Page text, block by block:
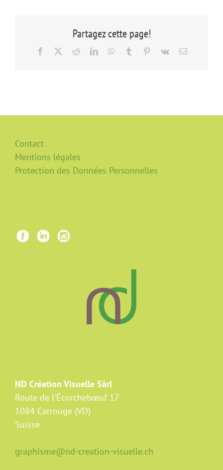
Partagez cette page!
Facebook RedditLinkedInWhatsApp
Tumblr Pinterest
Vk Email
Contact
Mentions légales
Protection des Données Personnelles
ND Création Visuelle Sàrl
Route de l'Écorchebœuf 17
1084 Carrouge (VD)
Suisse
graphisme@nd-creation-visuelle.ch